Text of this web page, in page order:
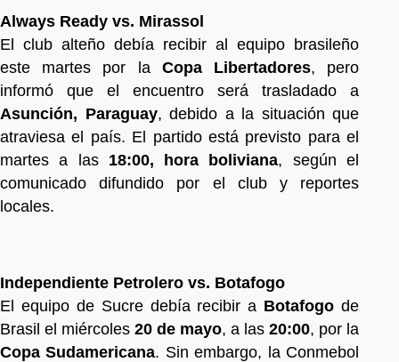
Always Ready vs. Mirassol
El club alteño debía recibir al equipo brasileño
este martes por la Copa Libertadores, pero
informó que el encuentro será trasladado a
Asunción, Paraguay, debido a la situación que
atraviesa el país. El partido está previsto para el
martes a las 18:00, hora boliviana, según el
comunicado difundido por el club y reportes
locales.
Independiente Petrolero vs. Botafogo
El equipo de Sucre debía recibir a Botafogo de
Brasil el miércoles 20 de mayo, a las 20:00, por la
Copa Sudamericana. Sin embargo, la Conmebol